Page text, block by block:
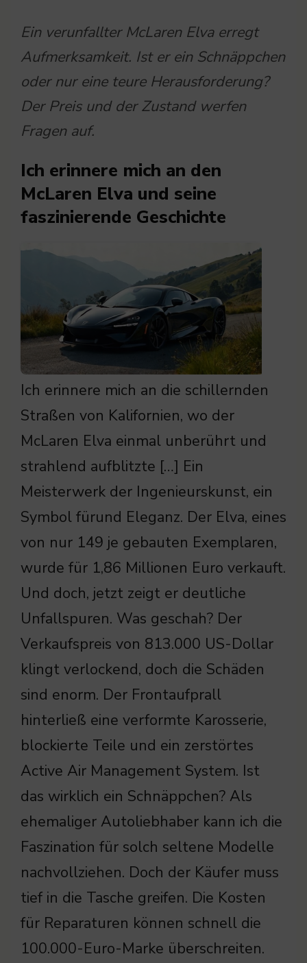
Ein verunfallter McLaren Elva erregt
Aufmerksamkeit. Ist er ein Schnäppchen
oder nur eine teure Herausforderung?
Der Preis und der Zustand werfen
Fragen auf.
Ich erinnere mich an den
McLaren Elva und seine
faszinierende Geschichte
Ich erinnere mich an die schillernden
Straßen von Kalifornien, wo der
McLaren Elva einmal unberührt und
strahlend aufblitzte […] Ein
Meisterwerk der Ingenieurskunst, ein
Symbol fürund Eleganz. Der Elva, eines
von nur 149 je gebauten Exemplaren,
wurde für 1,86 Millionen Euro verkauft.
Und doch, jetzt zeigt er deutliche
Unfallspuren. Was geschah? Der
Verkaufspreis von 813.000 US-Dollar
klingt verlockend, doch die Schäden
sind enorm. Der Frontaufprall
hinterließ eine verformte Karosserie,
blockierte Teile und ein zerstörtes
Active Air Management System. Ist
das wirklich ein Schnäppchen? Als
ehemaliger Autoliebhaber kann ich die
Faszination für solch seltene Modelle
nachvollziehen. Doch der Käufer muss
tief in die Tasche greifen. Die Kosten
für Reparaturen können schnell die
100.000-Euro-Marke überschreiten.